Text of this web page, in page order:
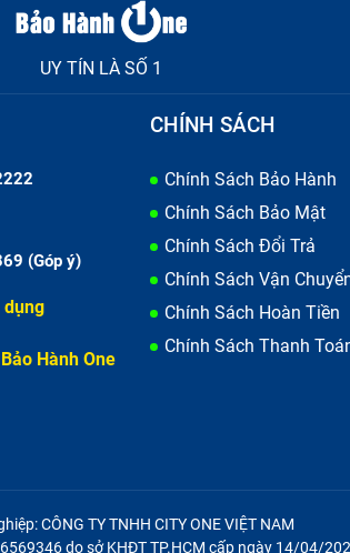
UY TÍN LÀ SỐ 1
(Góp ý)
dụng
Hành One
CHÍNH SÁCH
Chính Sách Bảo Hành
Chính Sách Bảo Mật
Chính Sách Đổi Trả
Chính Sách Vận
Chính Sách Hoàn Tiền
Chính Sách Thanh
CÔNG TY TNHH CITY ONE VIỆT NAM
do sở KHĐT TP.HCM cấp ngày 14/04/